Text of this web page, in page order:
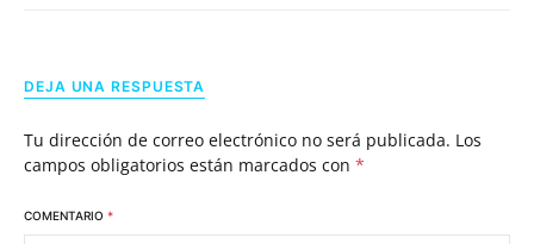
DEJA UNA RESPUESTA
Tu dirección de correo electrónico no será publicada. Los
campos obligatorios están marcados con *
COMENTARIO *